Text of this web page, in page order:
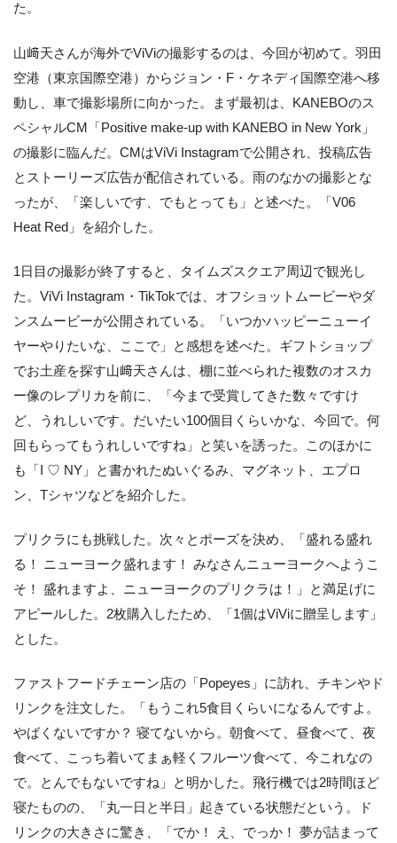
た。
山﨑天さんが海外でViViの撮影するのは、今回が初めて。羽田
空港（東京国際空港）からジョン・F・ケネディ国際空港へ移
動し、車で撮影場所に向かった。まず最初は、KANEBOのス
ペシャルCM「Positive make-up with KANEBO in New York」
の撮影に臨んだ。CMはViVi Instagramで公開され、投稿広告
とストーリーズ広告が配信されている。雨のなかの撮影とな
ったが、「楽しいです、でもとっても」と述べた。「V06
Heat Red」を紹介した。
1日目の撮影が終了すると、タイムズスクエア周辺で観光し
た。ViVi Instagram・TikTokでは、オフショットムービーやダ
ンスムービーが公開されている。「いつかハッピーニューイ
ヤーやりたいな、ここで」と感想を述べた。ギフトショップ
でお土産を探す山﨑天さんは、棚に並べられた複数のオスカ
ー像のレプリカを前に、「今まで受賞してきた数々ですけ
ど、うれしいです。だいたい100個目くらいかな、今回で。何
回もらってもうれしいですね」と笑いを誘った。このほかに
も「I ♡ NY」と書かれたぬいぐるみ、マグネット、エプロ
ン、Tシャツなどを紹介した。
プリクラにも挑戦した。次々とポーズを決め、「盛れる盛れ
る！ ニューヨーク盛れます！ みなさんニューヨークへようこ
そ！ 盛れますよ、ニューヨークのプリクラは！」と満足げに
アピールした。2枚購入したため、「1個はViViに贈呈します」
とした。
ファストフードチェーン店の「Popeyes」に訪れ、チキンやド
リンクを注文した。「もうこれ5食目くらいになるんですよ。
やばくないですか？ 寝てないから。朝食べて、昼食べて、夜
食べて、こっち着いてまぁ軽くフルーツ食べて、今これなの
で。とんでもないですね」と明かした。飛行機では2時間ほど
寝たものの、「丸一日と半日」起きている状態だという。ド
リンクの大きさに驚き、「でか！ え、でっか！ 夢が詰まって